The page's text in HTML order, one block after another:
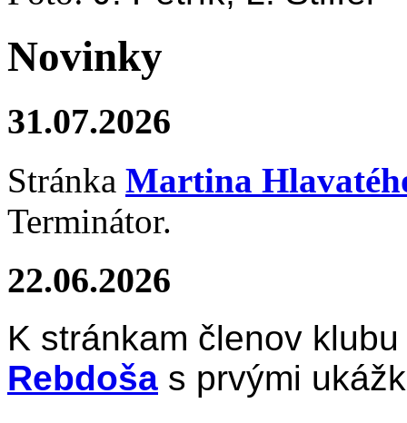
Novinky
31.07.2026
Stránka Martina
Terminátor.
22.06.2026
K stránkam členov
Rebdoša s prvými